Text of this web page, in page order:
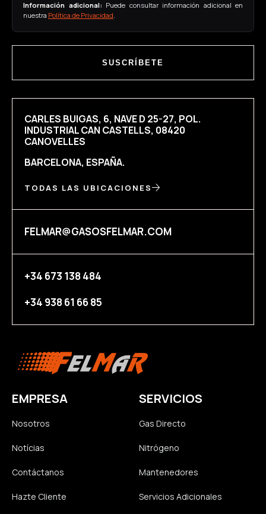
Información adicional:Puede consultar información adicional en
nuestra Política de Privacidad.
SUSCRÍBETE
CARLES BUIGAS, 6, NAVE D 25-27, POL.
INDUSTRIAL CAN CASTELLS, 08420
CANOVELLES
BARCELONA, ESPAÑA.
TODAS LAS UBICACIONES
FELMAR@GASOSFELMAR.COM
+34 673 138 484
+34 938 61 66 85
EMPRESA
Nosotros
Notícias
Contáctanos
Hazte Cliente
SERVICIOS
Gas Directo
Nitrógeno
Mantenedores
Servicios Adicionales